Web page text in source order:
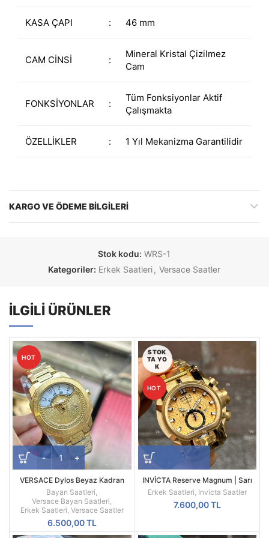
KASA ÇAPI : 46 mm
CAM CİNSİ :
Mineral Kristal Çizilmez
Cam
FONKSİYONLAR :
Tüm Fonksiyonlar Aktif
Çalışmakta
ÖZELLİKLER : 1 Yıl Mekanizma Garantilidir
KARGO VE ÖDEME BILGILERI
Stok kodu: WRS-1
Kategoriler: Erkek Saatleri, Versace Saatler
İLGILI ÜRÜNLER
HOT
VERSACE Dylos Beyaz Kadran
Sarı Kasa
Bayan Saatleri,
Versace Bayan Saatleri,
Erkek Saatleri, Versace Saatler
6.500,00TL
STOK
TA YO
K
HOT
INVİCTA Reserve Magnum | Sarı
Kasa | Sarı Kadran | 52MM |
Quartz | Radikal Saat
Erkek Saatleri, Invicta Saatler
7.600,00TL